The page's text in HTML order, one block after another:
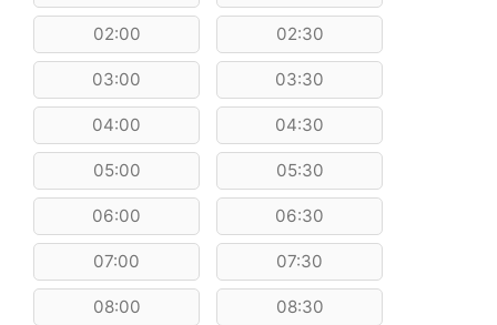
02:00 02:30
03:00 03:30
04:00 04:30
05:00 05:30
06:00 06:30
07:00 07:30
08:00 08:30